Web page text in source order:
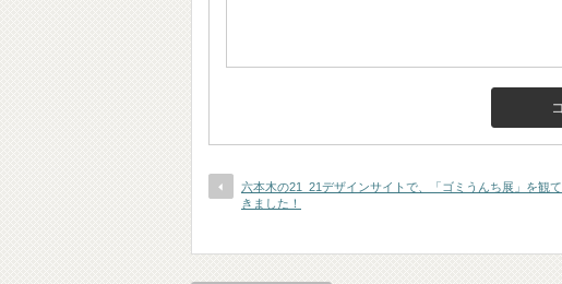
六本木の21_21デザインサイトで、「ゴミうんち展」を観て
きました！